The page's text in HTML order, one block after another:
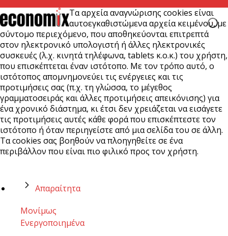
Τα αρχεία αναγνώρισης cookies είναι
αυτοεγκαθιστώμενα αρχεία κειμένου, με
σύντομο περιεχόμενο, που αποθηκεύονται επιτρεπτά
στον ηλεκτρονικό υπολογιστή ή άλλες ηλεκτρονικές
συσκευές (λ.χ. κινητά τηλέφωνα, tablets κ.ο.κ.) του χρήστη,
που επισκέπτεται έναν ιστότοπο. Με τον τρόπο αυτό, ο
ιστότοπος απομνημονεύει τις ενέργειες και τις
προτιμήσεις σας (π.χ. τη γλώσσα, το μέγεθος
γραμματοσειράς και άλλες προτιμήσεις απεικόνισης) για
ένα χρονικό διάστημα, κι έτσι δεν χρειάζεται να εισάγετε
τις προτιμήσεις αυτές κάθε φορά που επισκέπτεστε τον
ιστότοπο ή όταν περιηγείστε από μια σελίδα του σε άλλη.
Τα cookies σας βοηθούν να πλοηγηθείτε σε ένα
περιβάλλον που είναι πιο φιλικό προς τον χρήστη.
Απαραίτητα
Μονίμως
Ενεργοποιημένα